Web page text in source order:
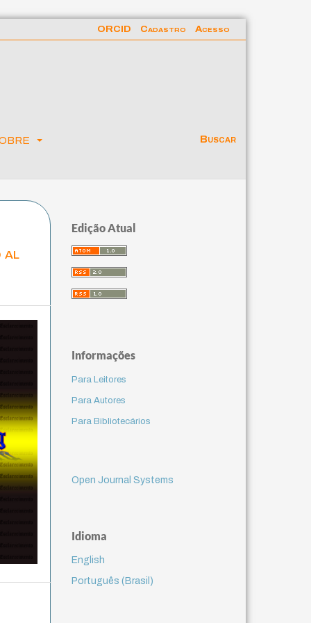
Buscar
ORCID Cadastro Acesso
al
Edição Atual
Informações
Para Leitores
Para Autores
Para Bibliotecários
Open Journal Systems
Idioma
English
Português (Brasil)